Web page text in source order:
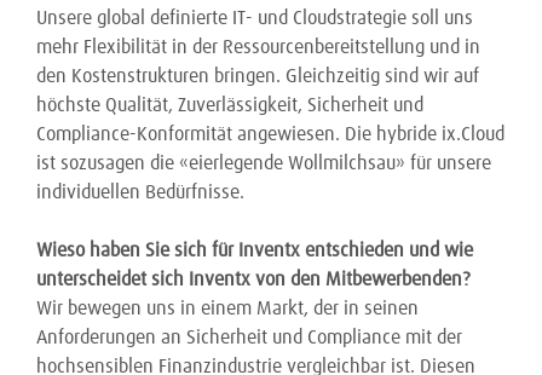
Unsere global definierte IT- und Cloudstrategie soll uns
mehr Flexibilität in der Ressourcenbereitstellung und in
den Kostenstrukturen bringen. Gleichzeitig sind wir auf
höchste Qualität, Zuverlässigkeit, Sicherheit und
Compliance-Konformität angewiesen. Die hybride ix.Cloud
ist sozusagen die «eierlegende Wollmilchsau» für unsere
individuellen Bedürfnisse.
Wieso haben Sie sich für Inventx entschieden und wie
unterscheidet sich Inventx von den Mitbewerbenden?
Wir bewegen uns in einem Markt, der in seinen
Anforderungen an Sicherheit und Compliance mit der
hochsensiblen Finanzindustrie vergleichbar ist. Diesen